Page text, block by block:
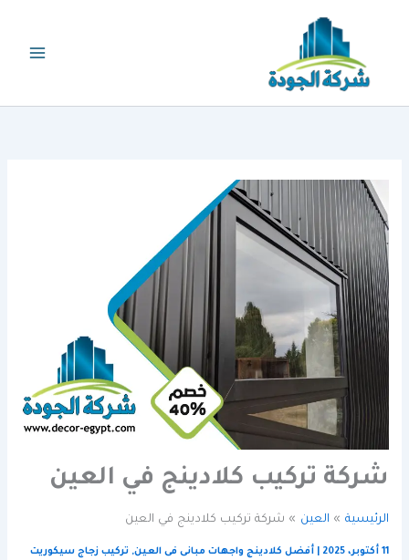
شركة تركيب كلادينج في العين
الرئيسية العين شركة تركيب كلادينج في العين
11 أكتوبر، 2025 |أفضل كلادينج واجهات مبانى فى العين,تركيب زجاج سيكوريت